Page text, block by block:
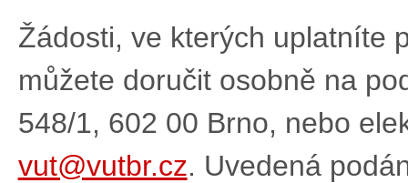
Žádosti, ve kterých uplatníte
můžete doručit osobně na
548/1, 602 00 Brno, nebo
vut@vutbr.cz. Uvedená